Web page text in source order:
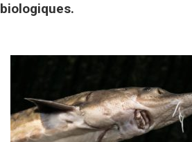
biologiques.